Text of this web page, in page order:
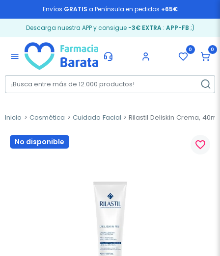
Envíos GRATIS a Península en pedidos +65€
Descarga nuestra APP y consigue -3€ EXTRA: APP-FB ;)
menu
0 0
Inicio Cosmética Cuidado Facial Rilastil Deliskin Crema, 40ml.
No disponible favorite_border